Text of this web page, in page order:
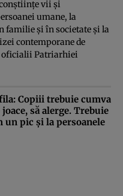
vii şi
umane, la
familie şi în societate şi la
contemporane de
oficialii Patriarhiei
Copiii trebuie cumva
joace, să alerge. Trebuie
un pic şi la persoanele